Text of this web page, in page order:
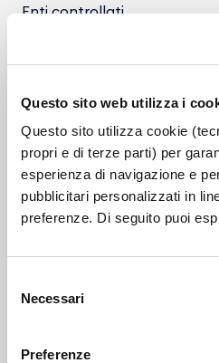
Questo sito web utilizza i
Questo sito utilizza cookie
propri e di terze parti) per
esperienza di navigazione e
pubblicitari personalizzati in
preferenze. Di seguito puoi
delNecessari
Preferenze
Enti controllati
Controlli sulle imprese
Bandi di gara e contratti
Bilanci
Beni immobili e gestione
Controlli e rilievi
Servizi erogati